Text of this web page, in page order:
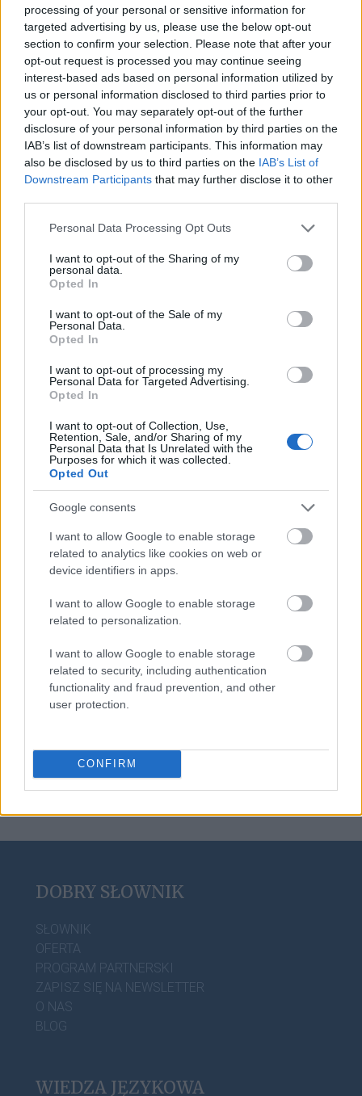
processing of your personal or sensitive information for
targeted advertising by us, please use the below opt-out
section to confirm your selection. Please note that after your
opt-out request is processed you may continue seeing
interest-based ads based on personal information utilized by
us or personal information disclosed to third parties prior to
your opt-out. You may separately opt-out of the further
disclosure of your personal information by third parties on the
IAB’s list of downstream participants. This information may
also be disclosed by us to third parties on the IAB’s List of
Downstream Participants that may further disclose it to other
Please note that this website/app uses one or more Google
not limited to your visit or usage behaviour. You may click to
grant or deny consent to Google and its third-party tags to
use your data for below specified purposes in below Google
consent section.
Personal Data Processing Opt Outs
I want to opt-out of the Sharing of my
personal data.
Opted In
I want to opt-out of the Sale of my
Personal Data.
Opted In
I want to opt-out of processing my
Personal Data for Targeted Advertising.
Opted In
I want to opt-out of Collection, Use,
Retention, Sale, and/or Sharing of my
Personal Data that Is Unrelated with the
Purposes for which it was collected.
Opted Out
Google consents
I want to allow Google to enable storage
related to analytics like cookies on web or
device identifiers in apps.
I want to allow Google to enable storage
related to personalization.
I want to allow Google to enable storage
related to security, including authentication
functionality and fraud prevention, and other
user protection.
CONFIRM
Często sprawdzane
Częsty błąd
Odmiana: łutu szczęściaczy łuta szczęścia?
Zdarza się błąd
Ciekawostki
Jezu—Jezusto przekleństwo
Mogą Cię zainteresować również hasła
toreador
Tadż Mahal
dziewica
arpeggio
zzuć
Burkina Faso
arganowy
DOBRY SŁOWNIK
SŁOWNIK
OFERTA
PROGRAM PARTNERSKI
ZAPISZ SIĘ NA NEWSLETTER
O NAS
BLOG
WIEDZA JĘZYKOWA